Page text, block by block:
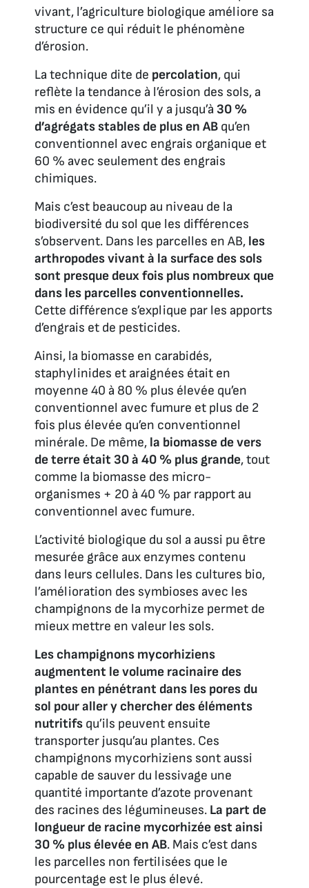
vivant, l’agriculture biologique améliore sa
structure ce qui réduit le phénomène
d’érosion.
La technique dite de percolation, qui
reflète la tendance à l’érosion des sols, a
mis en évidence qu’il y a jusqu’à 30 %
d’agrégats stables de plus en AB qu’en
conventionnel avec engrais organique et
60 % avec seulement des engrais
chimiques.
Mais c’est beaucoup au niveau de la
biodiversité du sol que les différences
s’observent. Dans les parcelles en AB, les
arthropodes vivant à la surface des sols
sont presque deux fois plus nombreux que
dans les parcelles conventionnelles.
Cette différence s’explique par les apports
d’engrais et de pesticides.
Ainsi, la biomasse en carabidés,
staphylinides et araignées était en
moyenne 40 à 80 % plus élevée qu’en
conventionnel avec fumure et plus de 2
fois plus élevée qu’en conventionnel
minérale. De même, la biomasse de vers
de terre était 30 à 40 % plus grande, tout
comme la biomasse des micro-
organismes + 20 à 40 % par rapport au
conventionnel avec fumure.
L’activité biologique du sol a aussi pu être
mesurée grâce aux enzymes contenu
dans leurs cellules. Dans les cultures bio,
l’amélioration des symbioses avec les
champignons de la mycorhize permet de
mieux mettre en valeur les sols.
Les champignons mycorhiziens
augmentent le volume racinaire des
plantes en pénétrant dans les pores du
sol pour aller y chercher des éléments
nutritifs qu’ils peuvent ensuite
transporter jusqu’au plantes. Ces
champignons mycorhiziens sont aussi
capable de sauver du lessivage une
quantité importante d’azote provenant
des racines des légumineuses. La part de
longueur de racine mycorhizée est ainsi
30 % plus élevée en AB. Mais c’est dans
les parcelles non fertilisées que le
pourcentage est le plus élevé.